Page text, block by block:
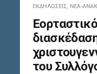
ΕΚΔΗΛΏΣΕΙΣ, ΝΈΑ-
του